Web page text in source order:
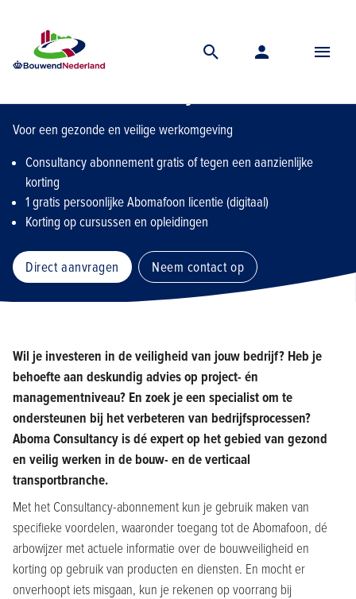
Lidmaatschap
Voor een gezonde en veilige werkomgeving
Consultancy abonnement gratis of tegen een aanzienlijke
korting
1 gratis persoonlijke Abomafoon licentie (digitaal)
Korting op cursussen en opleidingen
Direct aanvragen Neem contact op
Wil je investeren in de veiligheid van jouw bedrijf? Heb je
behoefte aan deskundig advies op project- én
managementniveau? En zoek je een specialist om te
ondersteunen bij het verbeteren van bedrijfsprocessen?
Aboma Consultancy is dé expert op het gebied van gezond
en veilig werken in de bouw- en de verticaal
transportbranche.
Met het Consultancy-abonnement kun je gebruik maken van
specifieke voordelen, waaronder toegang tot de Abomafoon, dé
arbowijzer met actuele informatie over de bouwveiligheid en
korting op gebruik van producten en diensten. En mocht er
onverhoopt iets misgaan, kun je rekenen op voorrang bij